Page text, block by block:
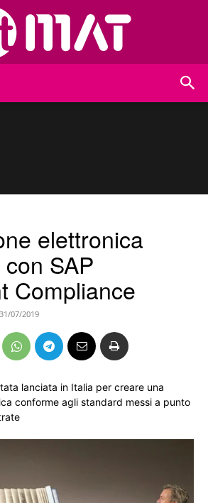
elettronica
SAP
Compliance
31/07/2019
lanciata in Italia per creare una
conforme agli standard messi a punto